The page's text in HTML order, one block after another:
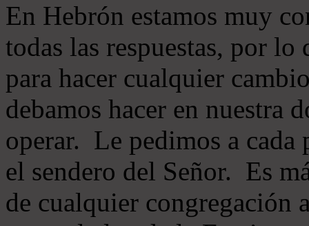
En Hebrón estamos muy
todas las respuestas, por
para hacer cualquier
debamos hacer en nuestra
operar. Le pedimos a cada
el sendero del Señor. Es
de cualquier congregación